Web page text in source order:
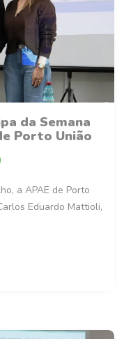
da Semana
Porto União
a APAE de Porto
Eduardo Mattioli,